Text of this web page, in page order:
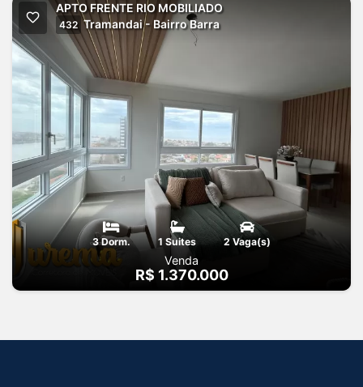
APTO FRENTE RIO MOBILIADO
432 Tramandai - Bairro Barra
3 Dorm. 1 Suites 2 Vaga(s)
Venda
R$ 1.370.000